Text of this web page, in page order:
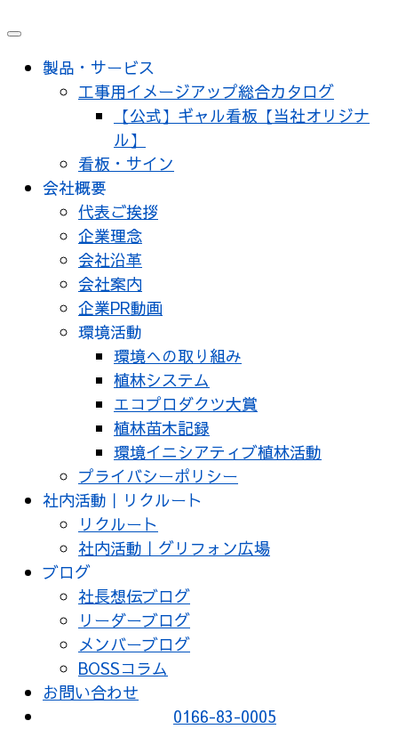
メ
製品・サービス
工事用イメージアップ総合カタログ
【公式】ギャル看板【当社オリジナ
ル】
看板・サイン
会社概要
代表ご挨拶
企業理念
会社沿革
会社案内
企業PR動画
環境活動
環境への取り組み
植林システム
エコプロダクツ大賞
植林苗木記録
環境イニシアティブ植林活動
プライバシーポリシー
社内活動｜リクルート
リクルート
社内活動｜グリフォン広場
ブログ
社長想伝ブログ
リーダーブログ
メンバーブログ
BOSSコラム
お問い合わせ
0166-83-0005